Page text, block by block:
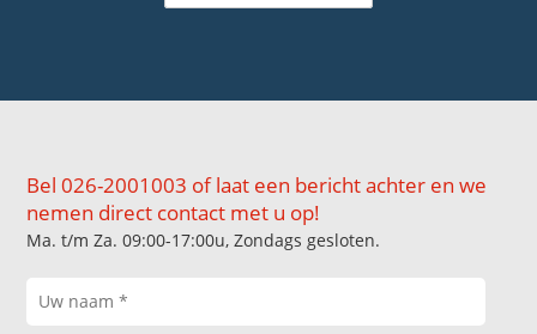
Bel 026-2001003 of laat een bericht achter en we
nemen direct contact met u op!
Ma. t/m Za. 09:00-17:00u, Zondags gesloten.